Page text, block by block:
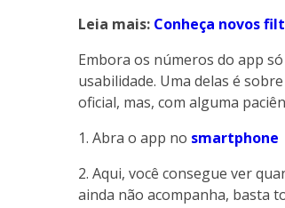
Leia mais: Conheça novos
Embora os números do app
usabilidade. Uma delas é
oficial, mas, com alguma
1. Abra o app no smartphone
2. Aqui, você consegue ver
ainda não acompanha, basta